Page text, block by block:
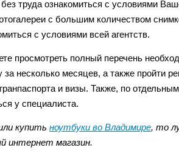
труда ознакомиться с условиями
с большим количеством
с условиями всей агентств.
просмотреть полный перечень
за несколько месяцев, а также пройти
и визы. Также, по
у специалиста.
купить ноутбуки во Владимире, то
интернет магазин.